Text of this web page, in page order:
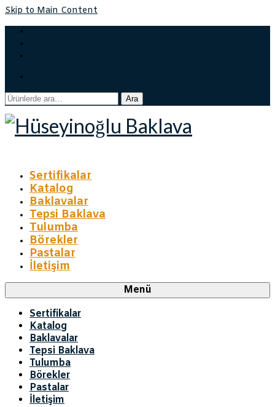
Skip to Main Content
Ara:
Ara
Sertifikalar
Katalog
Baklavalar
Tepsi Baklava
Tulumba
Börekler
Pastalar
İletişim
Menü
Sertifikalar
Katalog
Baklavalar
Tepsi Baklava
Tulumba
Börekler
Pastalar
İletişim